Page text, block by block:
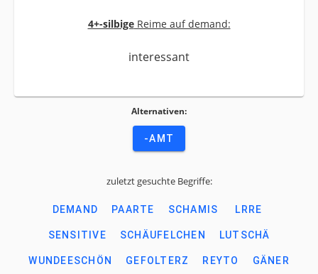
4+-silbigeReime auf demand:
interessant
Alternativen:
-AMT
zuletzt gesuchte Begriffe:
DEMAND PAARTE SCHAMIS LRRE
SENSITIVE SCHÄUFELCHEN LUTSCHÄ
WUNDEESCHÖN GEFOLTERZ REYTO GÄNER